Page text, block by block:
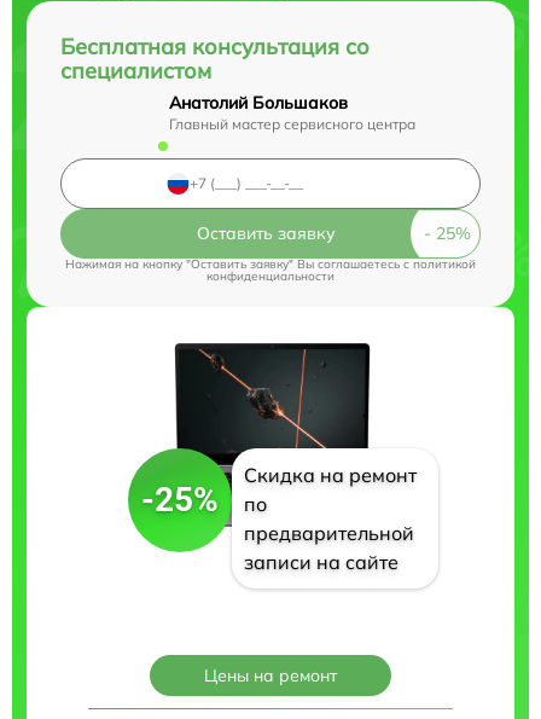
Бесплатная консультация со
специалистом
Анатолий Большаков
Главный мастер сервисного центра
Оставить заявку
Нажимая на кнопку "Оставить заявку" Вы соглашаетесь cполитикой
конфиденциальности
-25%
Скидка на ремонт
по
предварительной
записи на сайте
Цены на ремонт